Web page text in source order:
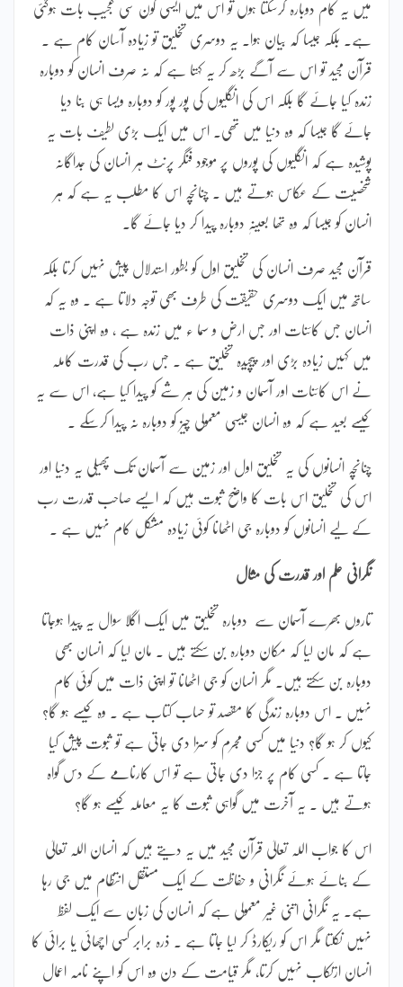
میں یہ کام دوبارہ کرسکتا ہوں تو اس میں ایسی کون سی عجیب بات ہوگئی
ہے۔ بلکہ جیسا کہ بیان ہوا۔ یہ دوسری تخلیق تو زیادہ آسان کام ہے ۔
قرآن مجید تو اس سے آگے بڑھ کر یہ کہتا ہے کہ نہ صرف انسان کو دوبارہ
زندہ کیا جائے گا بلکہ اس کی انگلیوں کی پور پور کو دوبارہ ویسا ہی بنا دیا
جائے گا جیسا کہ وہ دنیا میں تھی۔ اس میں ایک بڑی لطیف بات یہ
پوشیدہ ہے کہ انگلیوں کی پوروں پر موجود فنگر پرنٹ ہر انسان کی جداگانہ
شخصیت کے عکاس ہوتے ہیں ۔ چنانچہ اس کا مطلب یہ ہے کہ ہر
انسان کو جیسا کہ وہ تھا بعینہٖ دوبارہ پیدا کر دیا جائے گا۔
قرآن مجید صرف انسان کی تخلیق اول کو بطور استدلال پیش نہیں کرتا بلکہ
ساتھ میں ایک دوسری حقیقت کی طرف بھی توجہ دلاتا ہے ۔ وہ یہ کہ
انسان جس کائنات اور جس ارض و سما ء میں زندہ ہے ، وہ اپنی ذات
میں کہیں زیادہ بڑی اور پیچیدہ تخلیق ہے ۔ جس رب کی قدرت کاملہ
نے اس کائنات اور آسمان و زمین کی ہر شے کو پیدا کیا ہے، اس سے یہ
کیسے بعید ہے کہ وہ انسان جیسی معمولی چیز کو دوبارہ نہ پیدا کرسکے ۔
چنانچہ انسانوں کی یہ تخلیق اول اور زمین سے آسمان تک پھیلی یہ دنیا اور
اس کی تخلیق اس بات کا واضح ثبوت ہیں کہ ایسے صاحب قدرت رب
کے لیے انسانوں کو دوبارہ جی اٹھانا کوئی زیادہ مشکل کام نہیں ہے ۔
نگرانی علم اور قدرت کی مثال
تاروں بھرے آسمان سے دوبارہ تخلیق میں ایک اگلا سوال یہ پیدا ہوجاتا
ہے کہ مان لیا کہ مکان دوبارہ بن سکتے ہیں ۔ مان لیا کہ انسان بھی
دوبارہ بن سکتے ہیں۔ مگر انسان کو جی اٹھانا تو اپنی ذات میں کوئی کام
نہیں ۔ اس دوبارہ زندگی کا مقصد تو حساب کتاب ہے ۔ وہ کیسے ہو گا؟
کیوں کر ہو گا؟ دنیا میں کسی مجرم کو سزا دی جاتی ہے تو ثبوت پیش کیا
جاتا ہے ۔ کسی کام پر جزا دی جاتی ہے تو اس کارنامے کے دس گواہ
ہوتے ہیں ۔ یہ آخرت میں گواہی ثبوت کا یہ معاملہ کیسے ہو گا؟
اس کا جواب اللہ تعالیٰ قرآن مجید میں یہ دیتے ہیں کہ انسان اللہ تعالیٰ
کے بنائے ہوئے نگرانی و حفاظت کے ایک مستقل انتظام میں جی رہا
ہے۔ یہ نگرانی اتنی غیر معمولی ہے کہ انسان کی زبان سے ایک لفظ
نہیں نکلتا مگر اس کو ریکارڈ کر لیا جاتا ہے ۔ ذرہ برابر کسی اچھائی یا برائی کا
انسان ارتکاب نہیں کرتا، مگر قیامت کے دن وہ اس کو اپنے نامہ اعمال